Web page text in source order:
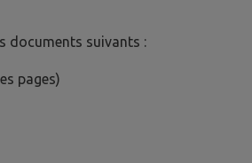
documents suivants :
pages)